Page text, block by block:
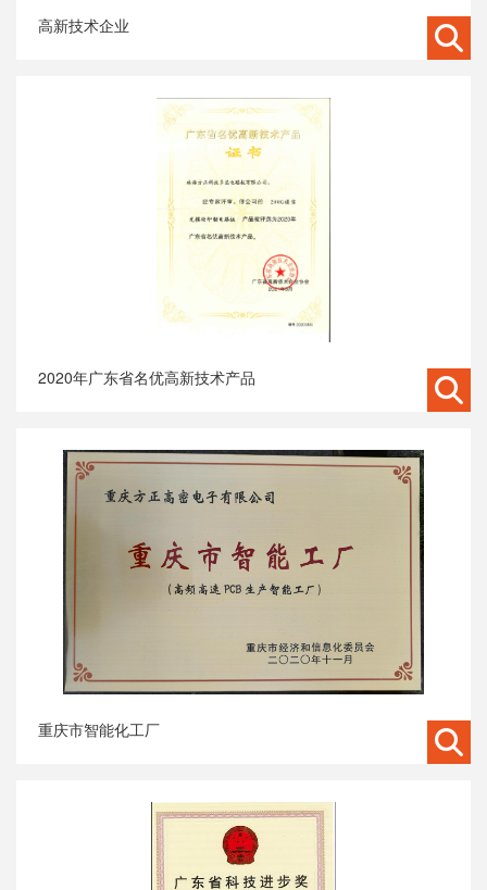
高新技术企业
2020年广东省名优高新技术产品
重庆市智能化工厂